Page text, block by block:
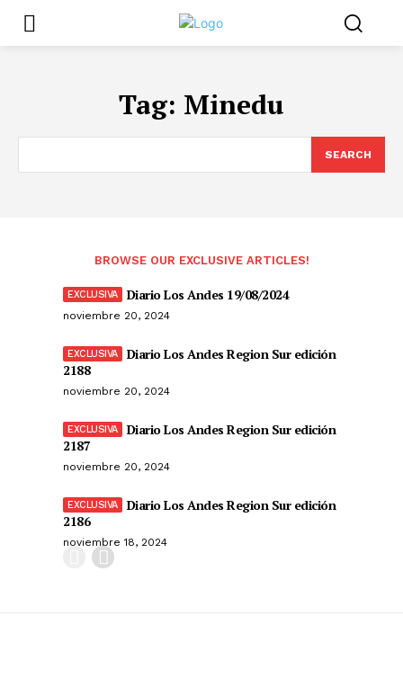
Tag: Minedu
SEARCH
BROWSE OUR EXCLUSIVE ARTICLES!
Diario Los Andes 19/08/2024
noviembre 20, 2024
Diario Los Andes Region Sur edición
2188
noviembre 20, 2024
Diario Los Andes Region Sur edición
2187
noviembre 20, 2024
Diario Los Andes Region Sur edición
2186
noviembre 18, 2024